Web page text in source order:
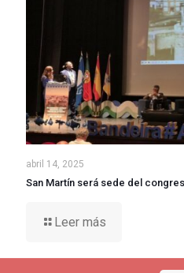
abril 14, 2025
San Martín será sede del
Leer más